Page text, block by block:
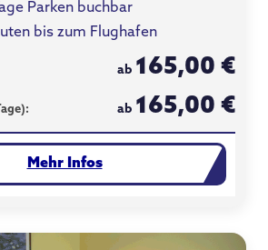
Parken buchbar
bis zum Flughafen
ab 165,00 €
ab 165,00 €
Mehr Infos